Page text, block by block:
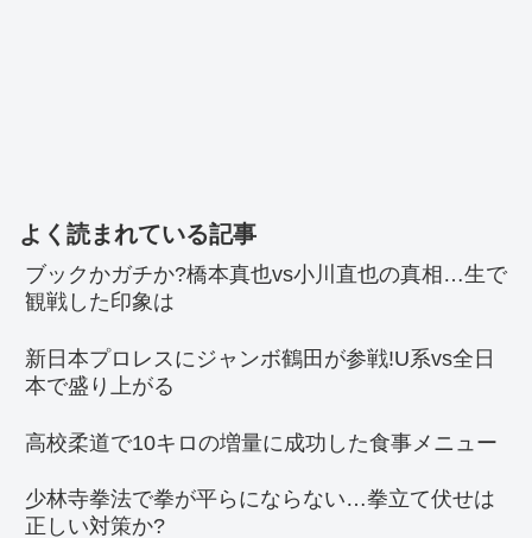
よく読まれている記事
ブックかガチか?橋本真也vs小川直也の真相…生で
観戦した印象は
新日本プロレスにジャンボ鶴田が参戦!U系vs全日
本で盛り上がる
高校柔道で10キロの増量に成功した食事メニュー
少林寺拳法で拳が平らにならない…拳立て伏せは
正しい対策か?